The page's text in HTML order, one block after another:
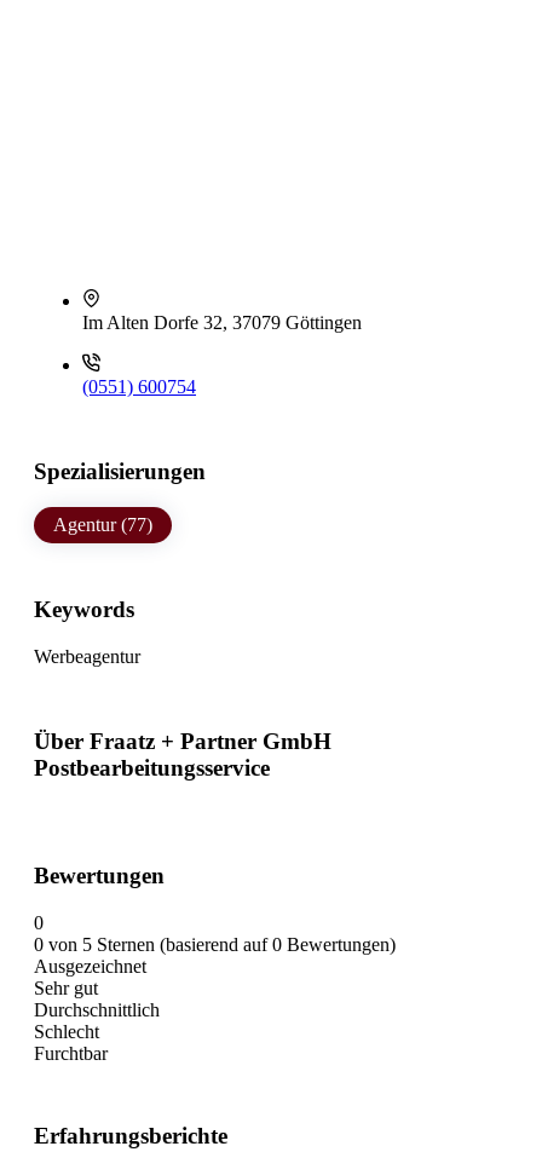
Im Alten Dorfe 32, 37079 Göttingen
(0551) 600754
Spezialisierungen
Agentur (77)
Keywords
Werbeagentur
Über Fraatz + Partner GmbH
Postbearbeitungsservice
Bewertungen
0
0 von 5 Sternen (basierend auf 0 Bewertungen)
Ausgezeichnet
Sehr gut
Durchschnittlich
Schlecht
Furchtbar
Erfahrungsberichte